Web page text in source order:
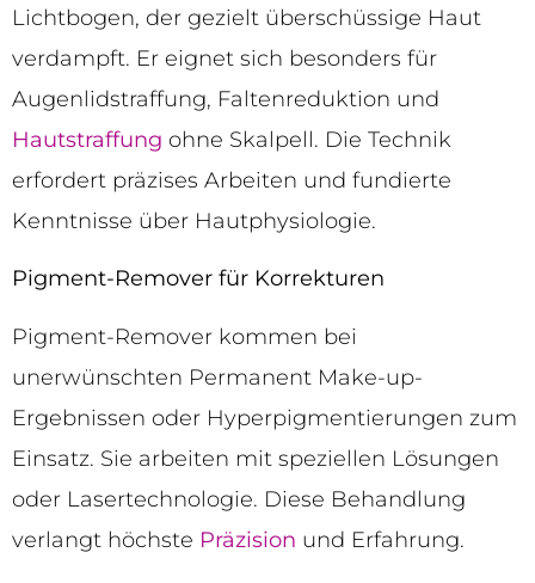
Lichtbogen, der gezielt überschüssige Haut
verdampft. Er eignet sich besonders für
Augenlidstraffung, Faltenreduktion und
Hautstraffung ohne Skalpell. Die Technik
erfordert präzises Arbeiten und fundierte
Kenntnisse über Hautphysiologie.
Pigment-Remover für Korrekturen
Pigment-Remover kommen bei
unerwünschten Permanent Make-up-
Ergebnissen oder Hyperpigmentierungen zum
Einsatz. Sie arbeiten mit speziellen Lösungen
oder Lasertechnologie. Diese Behandlung
verlangt höchste Präzision und Erfahrung.